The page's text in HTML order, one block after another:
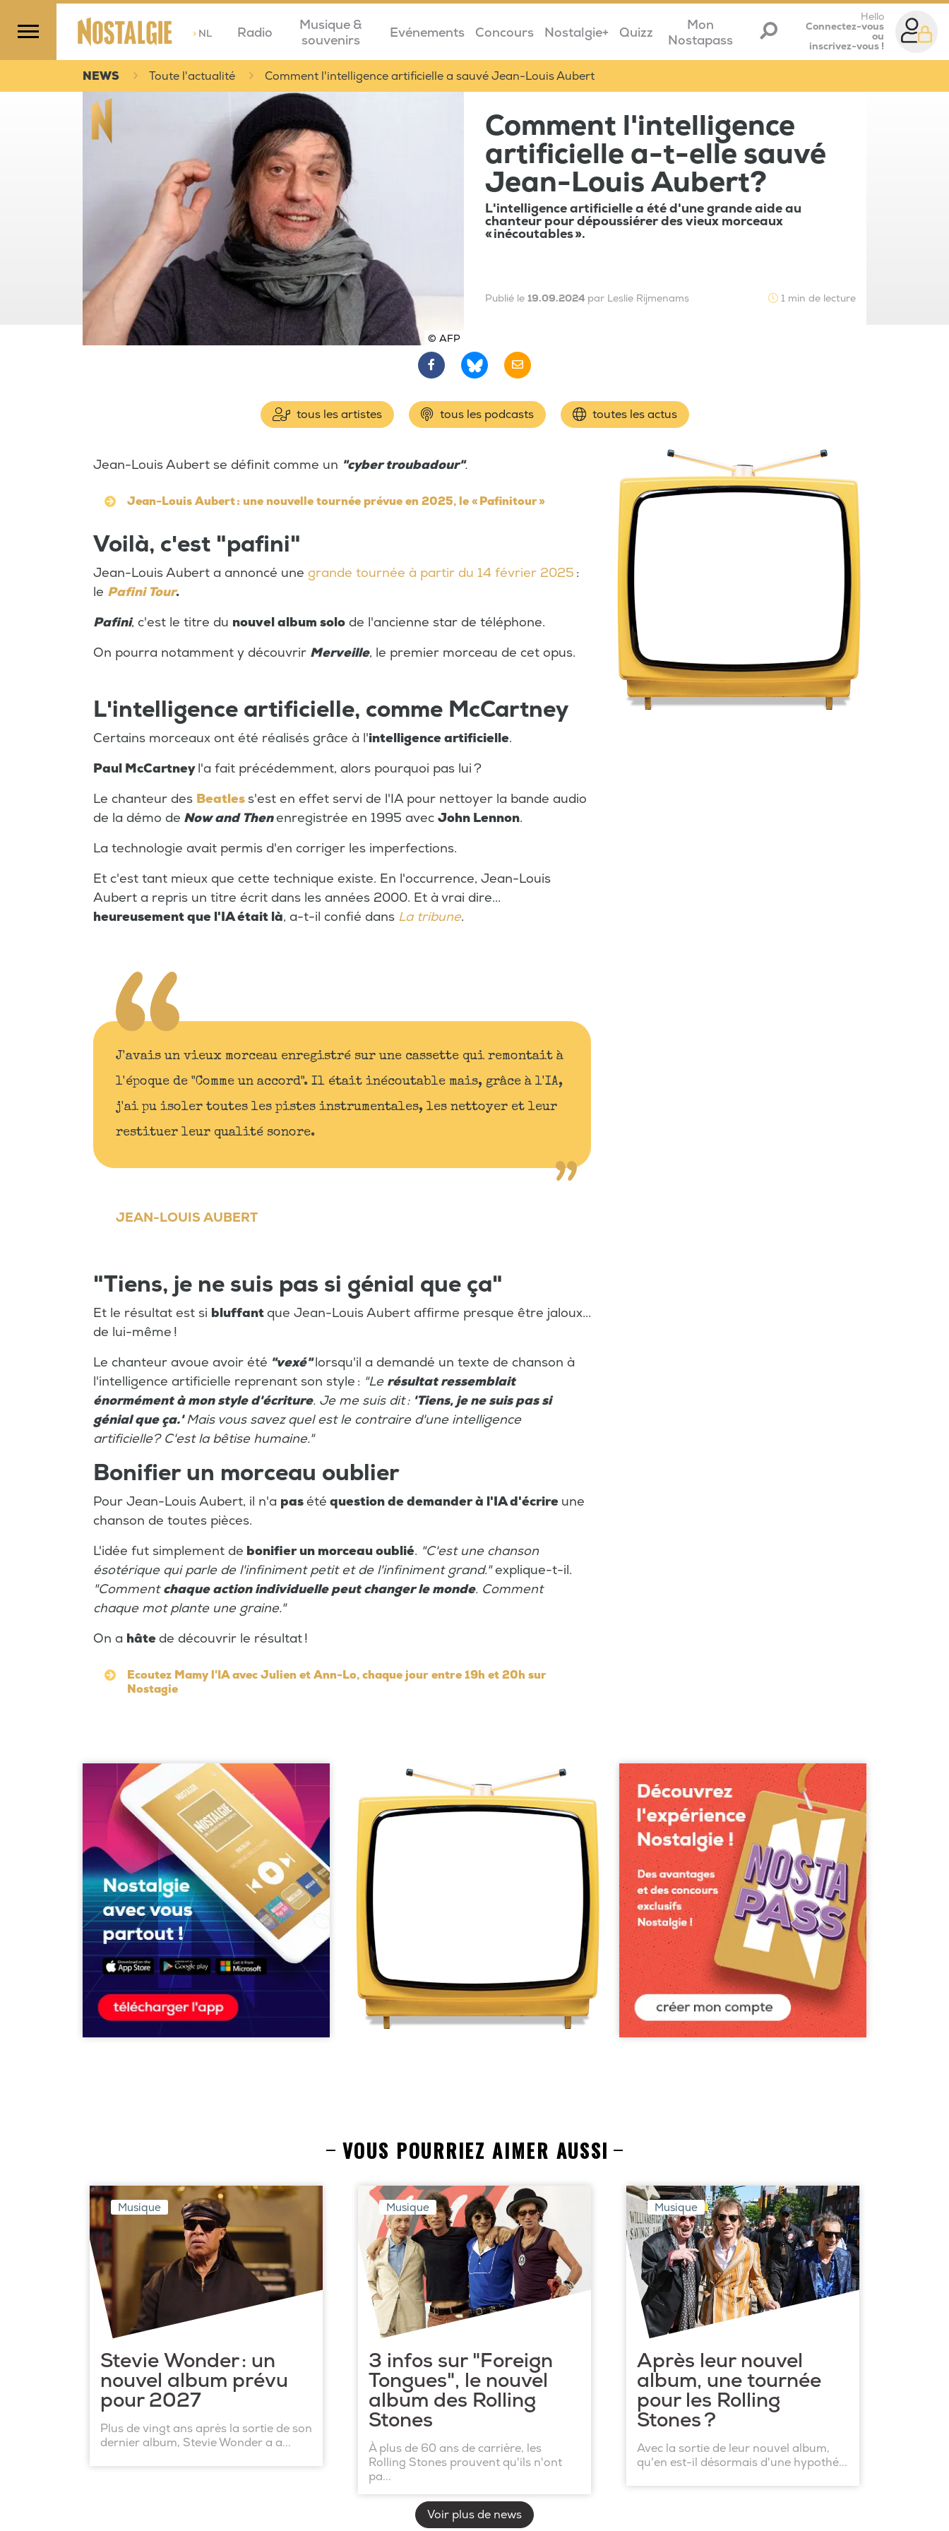
>NL Radio
Musique &
souvenirs
Evénements Concours Nostalgie+ Quizz
Mon
Nostapass
Hello
Connectez-vous
ou
inscrivez-vous !
NEWS Toute l'actualité Comment l'intelligence artificielle a sauvé Jean-Louis Aubert
© AFP
Comment l'intelligence
artificielle a-t-elle sauvé
Jean-Louis Aubert?
L'intelligence artificielle a été d'une grande aide au
chanteur pour dépoussiérer des vieux morceaux
« inécoutables ».
Publié le 19.09.2024 par Leslie Rijmenams 1 min de lecture
tous les artistes tous les podcasts toutes les actus
Jean-Louis Aubert se définit comme un "cyber troubadour".
Jean-Louis Aubert : une nouvelle tournée prévue en 2025, le « Pafinitour »
Voilà, c'est "pafini"
Jean-Louis Aubert a annoncé une grande tournée à partir du 14 février 2025 :
le Pafini Tour.
Pafini, c'est le titre du nouvel album solo de l'ancienne star de téléphone.
On pourra notamment y découvrir Merveille, le premier morceau de cet opus.
L'intelligence artificielle, comme McCartney
Certains morceaux ont été réalisés grâce à l'intelligence artificielle.
Paul McCartneyl'a fait précédemment, alors pourquoi pas lui ?
Le chanteur des Beatless'est en effet servi de l'IA pour nettoyer la bande audio
de la démo de Now and Thenenregistrée en 1995 avec John Lennon.
La technologie avait permis d'en corriger les imperfections.
Et c'est tant mieux que cette technique existe. En l'occurrence, Jean-Louis
Aubert a repris un titre écrit dans les années 2000. Et à vrai dire...
heureusement que l'IA était là, a-t-il confié dans La tribune.
J'avais un vieux morceau enregistré sur une cassette qui remontait à
l'époque de "Comme un accord". Il était inécoutable mais, grâce à l'IA,
j'ai pu isoler toutes les pistes instrumentales, les nettoyer et leur
restituer leur qualité sonore.
JEAN-LOUIS AUBERT
"Tiens, je ne suis pas si génial que ça"
Et le résultat est si bluffantque Jean-Louis Aubert affirme presque être jaloux...
de lui-même !
Le chanteur avoue avoir été "vexé"lorsqu'il a demandé un texte de chanson à
l'intelligence artificielle reprenant son style : "Le résultat ressemblait
énormément à mon style d'écriture. Je me suis dit : 'Tiens, je ne suis pas si
génial que ça.'Mais vous savez quel est le contraire d'une intelligence
artificielle? C'est la bêtise humaine."
Bonifier un morceau oublier
Pour Jean-Louis Aubert, il n'a pasété question de demander à l'IA d'écrire une
chanson de toutes pièces.
L'idée fut simplement de bonifier un morceau oublié. "C'est une chanson
ésotérique qui parle de l'infiniment petit et de l'infiniment grand."explique-t-il.
"Commentchaque action individuelle peut changer le monde. Comment
chaque mot plante une graine."
On a hâtede découvrir le résultat !
Ecoutez Mamy l'IA avec Julien et Ann-Lo, chaque jour entre 19h et 20h sur
Nostagie
VOUS POURRIEZ AIMER AUSSI
Musique
Stevie Wonder : un
nouvel album prévu
pour 2027
Plus de vingt ans après la sortie de son
dernier album, Stevie Wonder a a...
Musique
3 infos sur "Foreign
Tongues", le nouvel
album des Rolling
Stones
À plus de 60 ans de carrière, les
Rolling Stones prouvent qu'ils n'ont
pa...
Musique
Après leur nouvel
album, une tournée
pour les Rolling
Stones ?
Avec la sortie de leur nouvel album,
qu'en est-il désormais d'une hypothé...
Voir plus de news